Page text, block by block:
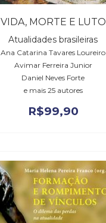
VIDA, MORTE E LUTO
Atualidades brasileiras
Ana Catarina Tavares Loureiro
Avimar Ferreira Junior
Daniel Neves Forte
e mais 25 autores
R$99,90